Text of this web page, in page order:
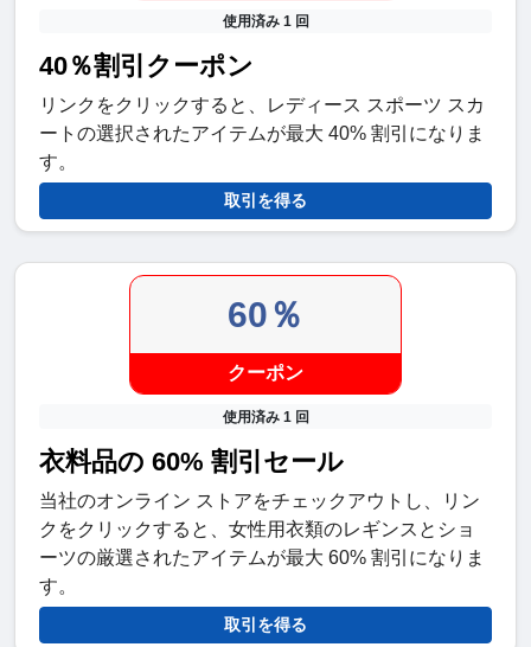
使用済み 1 回
40％割引クーポン
リンクをクリックすると、レディース スポーツ スカ
ートの選択されたアイテムが最大 40% 割引になりま
す。
取引を得る
60％
クーポン
使用済み 1 回
衣料品の 60% 割引セール
当社のオンライン ストアをチェックアウトし、リン
クをクリックすると、女性用衣類のレギンスとショ
ーツの厳選されたアイテムが最大 60% 割引になりま
す。
取引を得る